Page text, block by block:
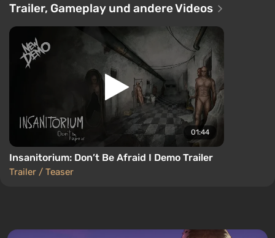
Trailer, Gameplay und andere Videos
01:44
Insanitorium: Don’t Be Afraid I Demo Trailer
Trailer / Teaser